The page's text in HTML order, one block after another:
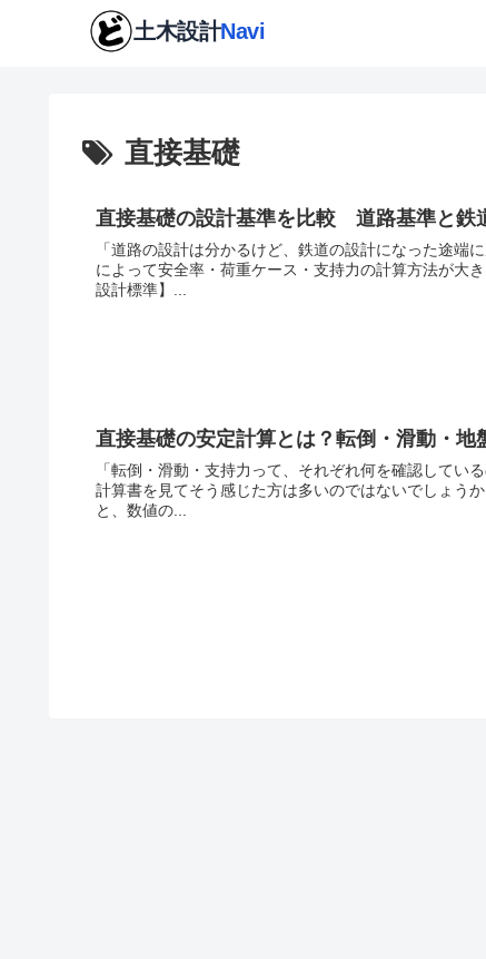
直接基礎
直接基礎の設計基準を比較 道路基準と鉄
「道路の設計は分かるけど、鉄道の設計になった途
によって安全率・荷重ケース・支持力の計算方法が大
設計標準】...
直接基礎の安定計算とは？転倒・滑動・
「転倒・滑動・支持力って、それぞれ何を確認して
計算書を見てそう感じた方は多いのではないでしょう
と、数値の...